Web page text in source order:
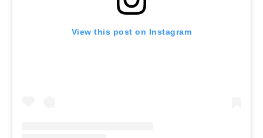
View this post on Instagram